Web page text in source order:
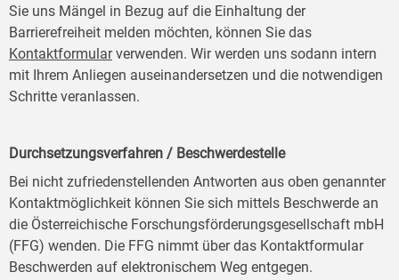
Sie uns Mängel in Bezug auf die Einhaltung der
Barrierefreiheit melden möchten, können Sie das
Kontaktformularverwenden. Wir werden uns sodann intern
mit Ihrem Anliegen auseinandersetzen und die notwendigen
Schritte veranlassen.
Durchsetzungsverfahren / Beschwerdestelle
Bei nicht zufriedenstellenden Antworten aus oben genannter
Kontaktmöglichkeit können Sie sich mittels Beschwerde an
die Österreichische Forschungsförderungsgesellschaft mbH
(FFG) wenden. Die FFG nimmt über das Kontaktformular
Beschwerden auf elektronischem Weg entgegen.